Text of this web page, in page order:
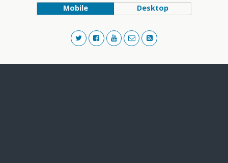
Mobile Desktop